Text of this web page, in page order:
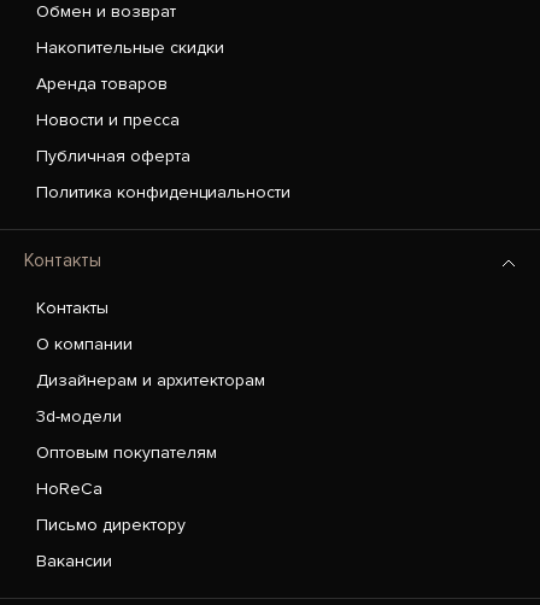
Обмен и возврат
Накопительные скидки
Аренда товаров
Новости и пресса
Публичная оферта
Политика конфиденциальности
Контакты
Контакты
О компании
Дизайнерам и архитекторам
3d-модели
Оптовым покупателям
HoReCa
Письмо директору
Вакансии